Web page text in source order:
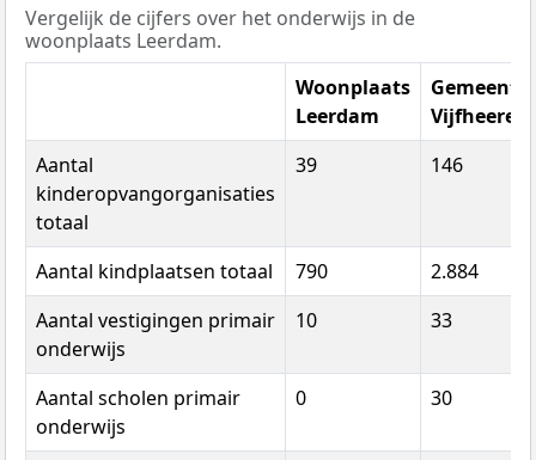
Vergelijk de cijfers over het onderwijs in de
woonplaats Leerdam.
Woonplaats
Leerdam
Gemeente
Aantal
kinderopvangorganisaties
totaal
39 146
Aantal kindplaatsen totaal 790
2.884
Aantal vestigingen primair
onderwijs
10 33
Aantal scholen primair
onderwijs
0 30